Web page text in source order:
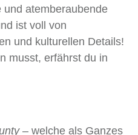
atemberaubende
ist voll von
und kulturellen Details!
musst, erfährst du in
– welche als Ganzes